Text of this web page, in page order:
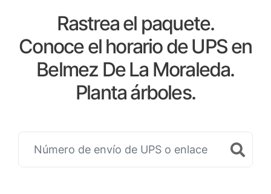
Rastrea el paquete.
Conoce el horario de UPS en
Belmez De La Moraleda.
Planta árboles.